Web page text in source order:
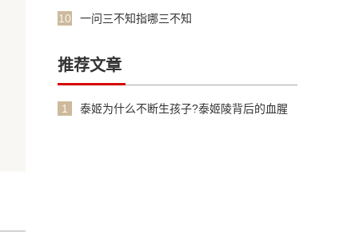
10
一问三不知指哪三不知
推荐文章
1
泰姬为什么不断生孩子?泰姬陵背后的血腥